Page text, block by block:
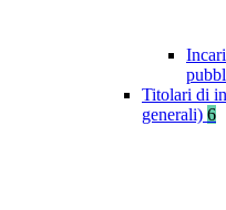
Titolari di
generali) 6